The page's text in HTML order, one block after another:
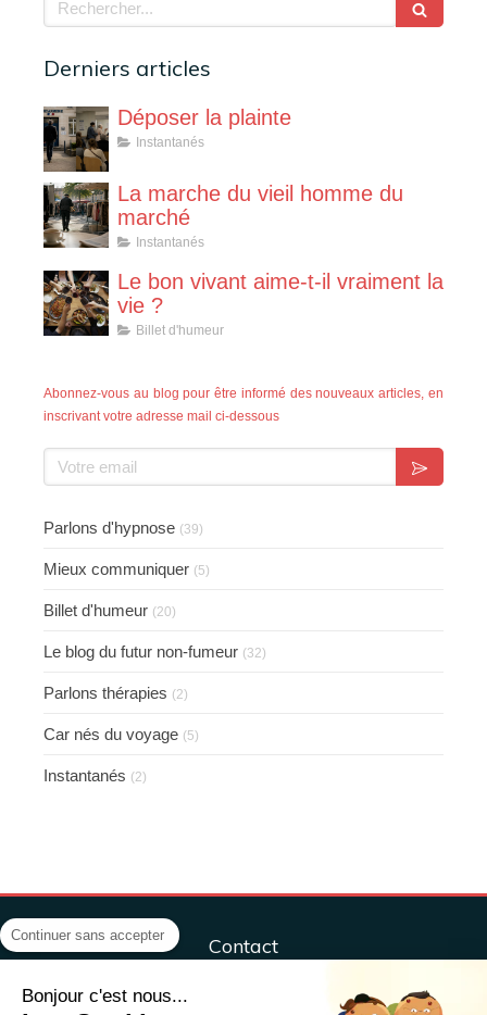
Derniers articles
Déposer la plainte
Instantanés
La marche du vieil homme du
marché
Instantanés
Le bon vivant aime-t-il vraiment la
vie ?
Billet d'humeur
Abonnez-vous au blog pour être informé des nouveaux articles, en
inscrivant votre adresse mail ci-dessous
Votre email
Parlons d'hypnose (39)
Mieux communiquer (5)
Billet d'humeur (20)
Le blog du futur non-fumeur (32)
Parlons thérapies (2)
Car nés du voyage (5)
Instantanés (2)
Contact
Centre ÔM&Co, sport, santé, bien-être
Continuer sans accepter
Bonjour c'est nous...